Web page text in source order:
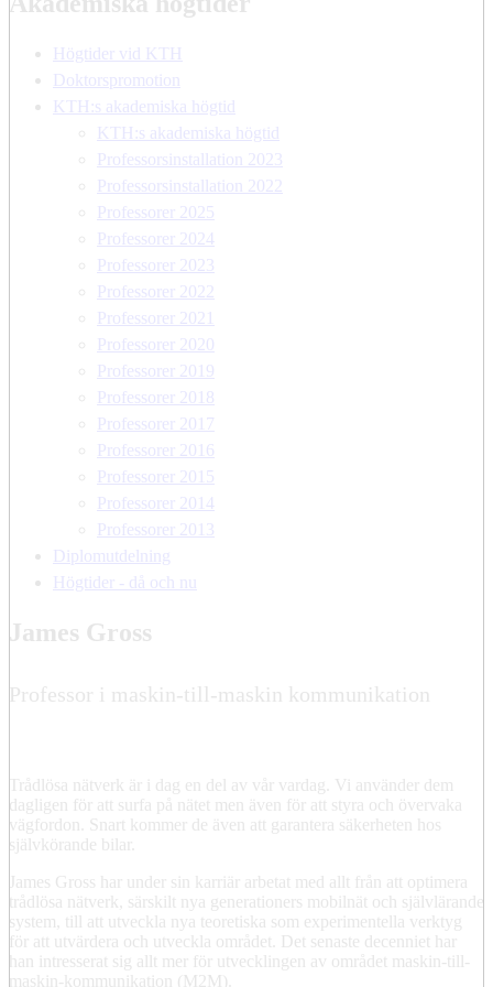
Högtider vid KTH
Doktorspromotion
KTH:s akademiska högtid
KTH:s akademiska högtid
Professorsinstallation 2023
Professorsinstallation 2022
Professorer 2025
Professorer 2024
Professorer 2023
Professorer 2022
Professorer 2021
Professorer 2020
Professorer 2019
Professorer 2018
Professorer 2017
Professorer 2016
Professorer 2015
Professorer 2014
Professorer 2013
Diplomutdelning
Högtider - då och nu
James Gross
Professor i maskin-till-maskin kommunikation
Trådlösa nätverk är i dag en del av vår vardag. Vi använder dem
dagligen för att surfa på nätet men även för att styra och övervaka
vägfordon. Snart kommer de även att garantera säkerheten hos
självkörande bilar.
James Gross har under sin karriär arbetat med allt från att optimera
trådlösa nätverk, särskilt nya generationers mobilnät och självlärande
system, till att utveckla nya teoretiska som experimentella verktyg
för att utvärdera och utveckla området. Det senaste decenniet har
han intresserat sig allt mer för utvecklingen av området maskin-till-
maskin-kommunikation (M2M).